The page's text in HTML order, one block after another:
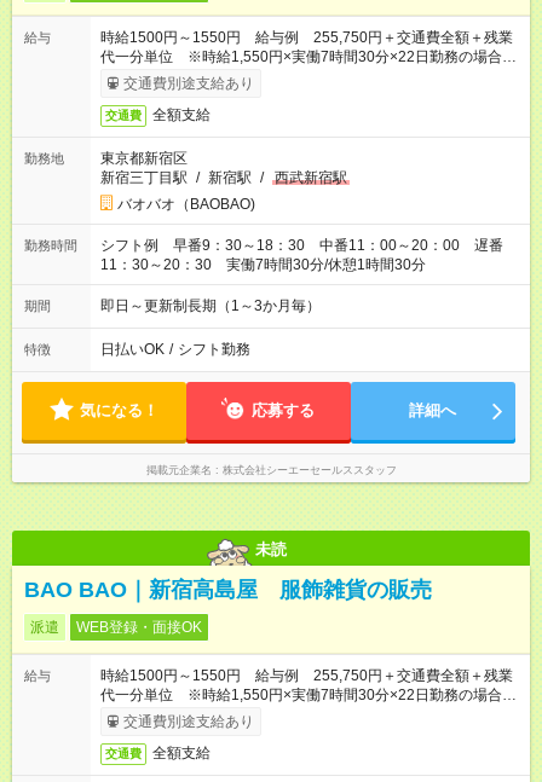
給与
時給1500円～1550円 給与例 255,750円＋交通費全額＋残業
代一分単位 ※時給1,550円×実働7時間30分×22日勤務の場合。
お時給は一例です。ご経験により異なります。
交通費別途支給あり
交通費 全額支給
勤務地
東京都新宿区
新宿三丁目駅 / 新宿駅 / 西武新宿駅
バオバオ（BAOBAO)
勤務時間
シフト例 早番9：30～18：30 中番11：00～20：00 遅番
11：30～20：30 実働7時間30分/休憩1時間30分
期間 即日～更新制長期（1～3か月毎）
特徴 日払いOK / シフト勤務
気になる！ 応募する 詳細へ
掲載元企業名 株式会社シーエーセールススタッフ
未読
BAO BAO｜新宿高島屋 服飾雑貨の販売
派遣 WEB登録・面接OK
給与
時給1500円～1550円 給与例 255,750円＋交通費全額＋残業
代一分単位 ※時給1,550円×実働7時間30分×22日勤務の場合。
お時給は一例です。ご経験により異なります。
交通費別途支給あり
交通費 全額支給